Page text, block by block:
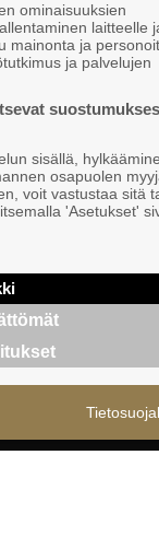
Suomen
PL 999, 00101
Suomen
Suomen
ominaisuuksien
laitteelle
mainonta ja
ja palvelujen
sisällä,
osapuolen
voit vastustaa sitä
'Asetukset'